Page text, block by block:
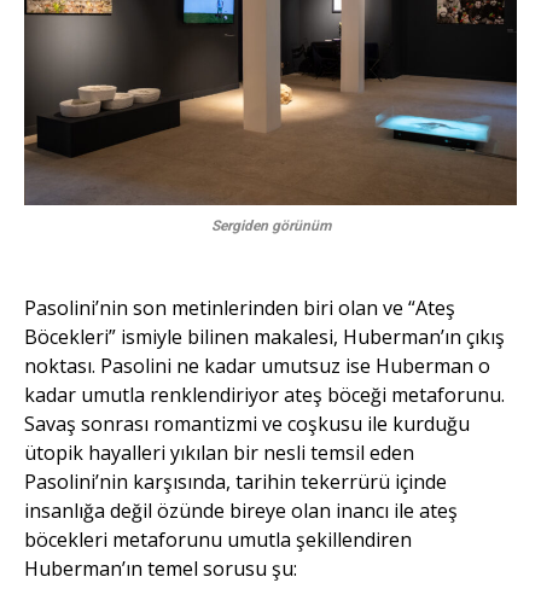
Sergiden görünüm
Pasolini’nin son metinlerinden biri olan ve “Ateş
Böcekleri” ismiyle bilinen makalesi, Huberman’ın çıkış
noktası. Pasolini ne kadar umutsuz ise Huberman o
kadar umutla renklendiriyor ateş böceği metaforunu.
Savaş sonrası romantizmi ve coşkusu ile kurduğu
ütopik hayalleri yıkılan bir nesli temsil eden
Pasolini’nin karşısında, tarihin tekerrürü içinde
insanlığa değil özünde bireye olan inancı ile ateş
böcekleri metaforunu umutla şekillendiren
Huberman’ın temel sorusu şu: